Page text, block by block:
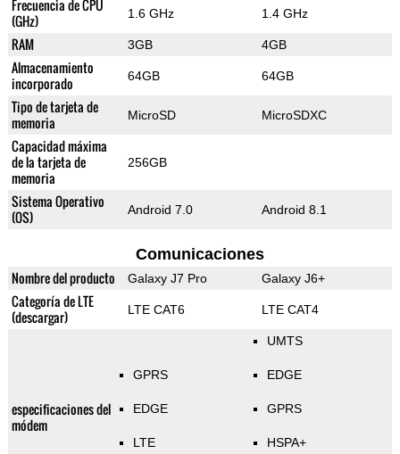
Frecuencia de CPU
(GHz)
1.6 GHz 1.4 GHz
RAM 3GB 4GB
Almacenamiento
incorporado
64GB 64GB
Tipo de tarjeta de
memoria
MicroSD MicroSDXC
Capacidad máxima
de la tarjeta de
memoria
256GB
Sistema Operativo
(OS)
Android 7.0 Android 8.1
Comunicaciones
Nombre del producto Galaxy J7 Pro Galaxy J6+
Categoría de LTE
(descargar)
LTE CAT6 LTE CAT4
especificaciones del
módem
GPRS
EDGE
LTE
UMTS
EDGE
GPRS
HSPA+